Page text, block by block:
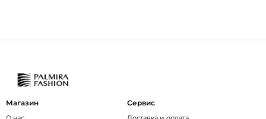
Магазин Сервис